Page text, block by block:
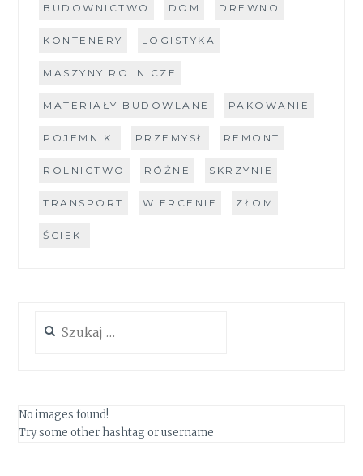
BUDOWNICTWO DOM DREWNO
KONTENERY LOGISTYKA
MASZYNY ROLNICZE
MATERIAŁY BUDOWLANE PAKOWANIE
POJEMNIKI PRZEMYSŁ REMONT
ROLNICTWO RÓŻNE SKRZYNIE
TRANSPORT WIERCENIE ZŁOM
ŚCIEKI
No images found!
Try some other hashtag or username